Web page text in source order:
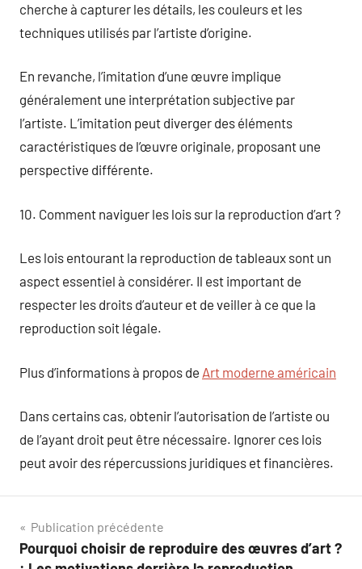
cherche à capturer les détails, les couleurs et les
techniques utilisés par l’artiste d’origine.
En revanche, l’imitation d’une œuvre implique
généralement une interprétation subjective par
l’artiste. L’imitation peut diverger des éléments
caractéristiques de l’œuvre originale, proposant une
perspective différente.
10. Comment naviguer les lois sur la reproduction d’art ?
Les lois entourant la reproduction de tableaux sont un
aspect essentiel à considérer. Il est important de
respecter les droits d’auteur et de veiller à ce que la
reproduction soit légale.
Plus d’informations à propos de Art moderne américain
Dans certains cas, obtenir l’autorisation de l’artiste ou
de l’ayant droit peut être nécessaire. Ignorer ces lois
peut avoir des répercussions juridiques et financières.
Navigation
de
Publication précédente
Pourquoi choisir de reproduire des œuvres d’art ?